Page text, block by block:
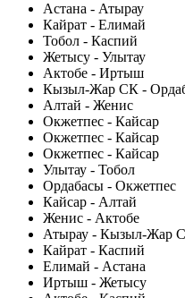
Астана - Атырау
Кайрат - Елимай
Тобол - Каспий
Жетысу - Улытау
Актобе - Иртыш
Кызыл-Жар СК -
Алтай - Женис
Окжетпес - Кайсар
Окжетпес - Кайсар
Окжетпес - Кайсар
Улытау - Тобол
Ордабасы - Окжетпес
Кайсар - Алтай
Женис - Актобе
Атырау - Кызыл-Жар
Кайрат - Каспий
Елимай - Астана
Иртыш - Жетысу